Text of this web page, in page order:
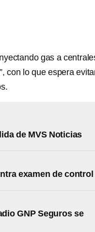
gas a
”, con lo que espera
de MVS Noticias
examen de control
GNP Seguros se